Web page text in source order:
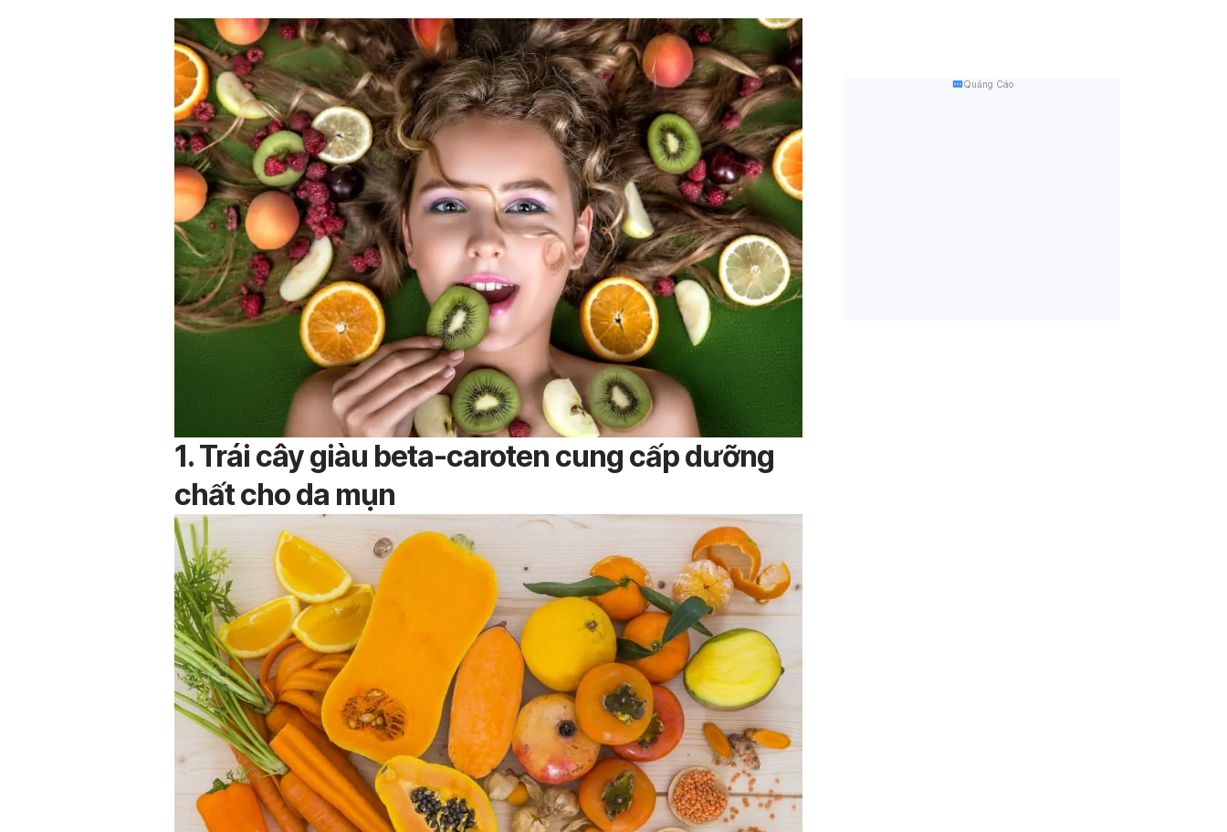
1. Trái cây giàu beta-caroten cung cấp dưỡng
chất cho da mụn
Quảng Cáo